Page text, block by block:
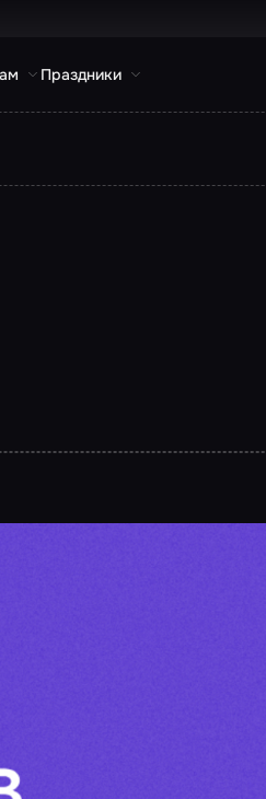
Праздники